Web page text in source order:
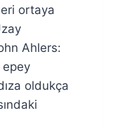
ortaya
Ahlers:
epey
oldukça